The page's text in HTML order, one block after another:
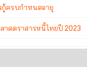
ครบกำหนดอายุ
าดตราสารหนี้ไทยปี 2023